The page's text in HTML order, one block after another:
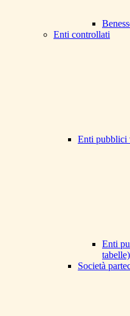
Enti controllati
Enti pubblici
Enti
tabelle)
Società